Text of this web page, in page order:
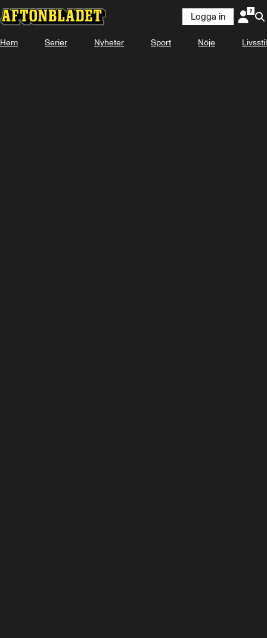
Logga in
Hem Serier Nyheter Sport Nöje Livsstil